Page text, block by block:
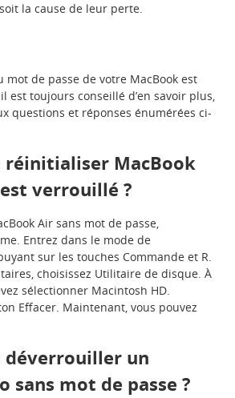
la cause de leur perte.
de passe de votre MacBook est
est toujours conseillé d’en savoir plus,
questions et réponses énumérées ci-
réinitialiser MacBook
verrouillé ?
Air sans mot de passe,
Entrez dans le mode de
sur les touches Commande et R.
choisissez Utilitaire de disque. À
sélectionner Macintosh HD.
Effacer. Maintenant, vous pouvez
déverrouiller un
sans mot de passe ?